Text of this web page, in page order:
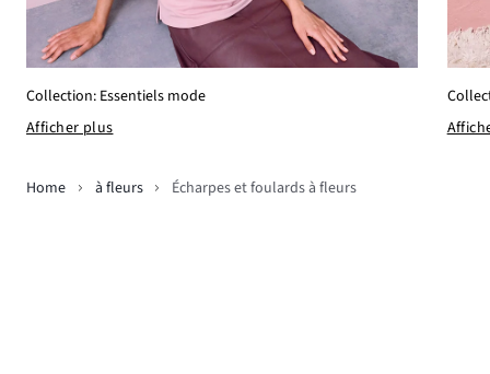
Collection: Essentiels mode
Afficher plus
Home à fleurs Écharpes et foulards à fleurs